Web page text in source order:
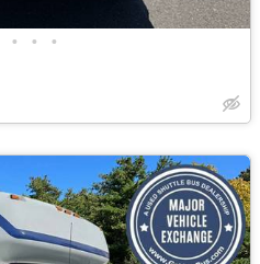
• • •